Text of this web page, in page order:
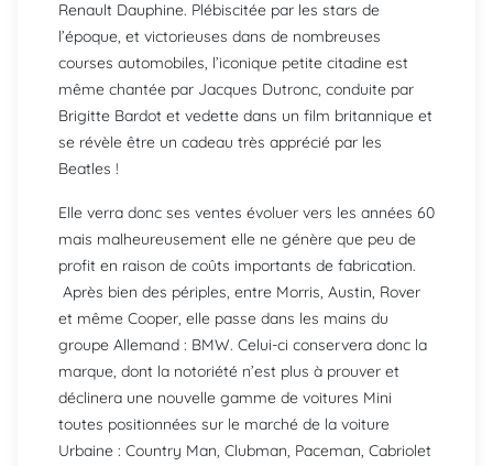
Renault Dauphine. Plébiscitée par les stars de
l’époque, et victorieuses dans de nombreuses
courses automobiles, l’iconique petite citadine est
même chantée par Jacques Dutronc, conduite par
Brigitte Bardot et vedette dans un film britannique et
se révèle être un cadeau très apprécié par les
Beatles !
Elle verra donc ses ventes évoluer vers les années 60
mais malheureusement elle ne génère que peu de
profit en raison de coûts importants de fabrication.
Après bien des périples, entre Morris, Austin, Rover
et même Cooper, elle passe dans les mains du
groupe Allemand : BMW. Celui-ci conservera donc la
marque, dont la notoriété n’est plus à prouver et
déclinera une nouvelle gamme de voitures Mini
toutes positionnées sur le marché de la voiture
Urbaine : Country Man, Clubman, Paceman, Cabriolet